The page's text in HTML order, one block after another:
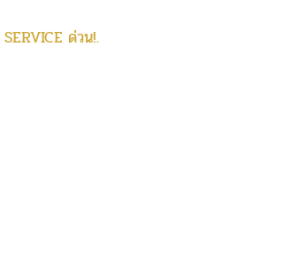
SERVICE ด่วน!.